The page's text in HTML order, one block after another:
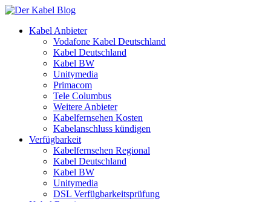
Kabel Anbieter
Vodafone Kabel Deutschland
Kabel Deutschland
Kabel BW
Unitymedia
Primacom
Tele Columbus
Weitere Anbieter
Kabelfernsehen Kosten
Kabelanschluss kündigen
Verfügbarkeit
Kabelfernsehen Regional
Kabel Deutschland
Kabel BW
Unitymedia
DSL Verfügbarkeitsprüfung